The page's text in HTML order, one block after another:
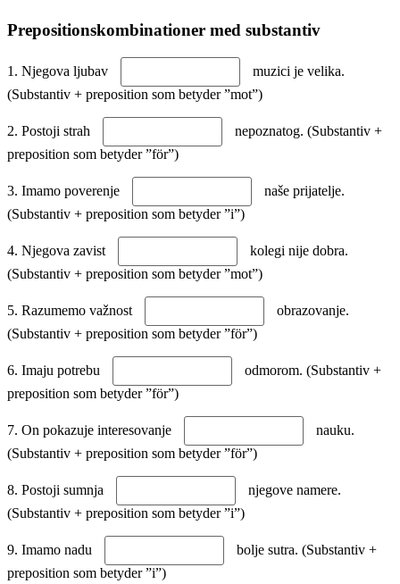
Prepositionskombinationer med substantiv
1. Njegova ljubav
muzici je velika.
(Substantiv + preposition som betyder ”mot”)
2. Postoji strah
nepoznatog. (Substantiv +
preposition som betyder ”för”)
3. Imamo poverenje
naše prijatelje.
(Substantiv + preposition som betyder ”i”)
4. Njegova zavist
kolegi nije dobra.
(Substantiv + preposition som betyder ”mot”)
5. Razumemo važnost
obrazovanje.
(Substantiv + preposition som betyder ”för”)
6. Imaju potrebu
odmorom. (Substantiv +
preposition som betyder ”för”)
7. On pokazuje interesovanje
nauku.
(Substantiv + preposition som betyder ”för”)
8. Postoji sumnja
njegove namere.
(Substantiv + preposition som betyder ”i”)
9. Imamo nadu
bolje sutra. (Substantiv +
preposition som betyder ”i”)